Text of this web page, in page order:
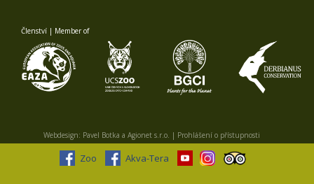
Členství | Member of
Webdesign: Pavel Botka a Agionet s.r.o. | Prohlášení o přístupnosti
Zoo Akva-Tera